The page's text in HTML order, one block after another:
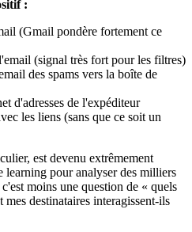
:
(Gmail pondère fortement ce
(signal très fort pour les filtres)
des spams vers la boîte de
d'adresses de l'expéditeur
les liens (sans que ce soit un
est devenu extrêmement
pour analyser des milliers
moins une question de « quels
destinataires interagissent-ils